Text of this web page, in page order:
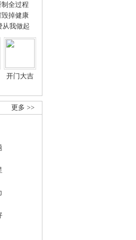
全过程
毁掉健康
从我做起
开门大吉
更多 >>